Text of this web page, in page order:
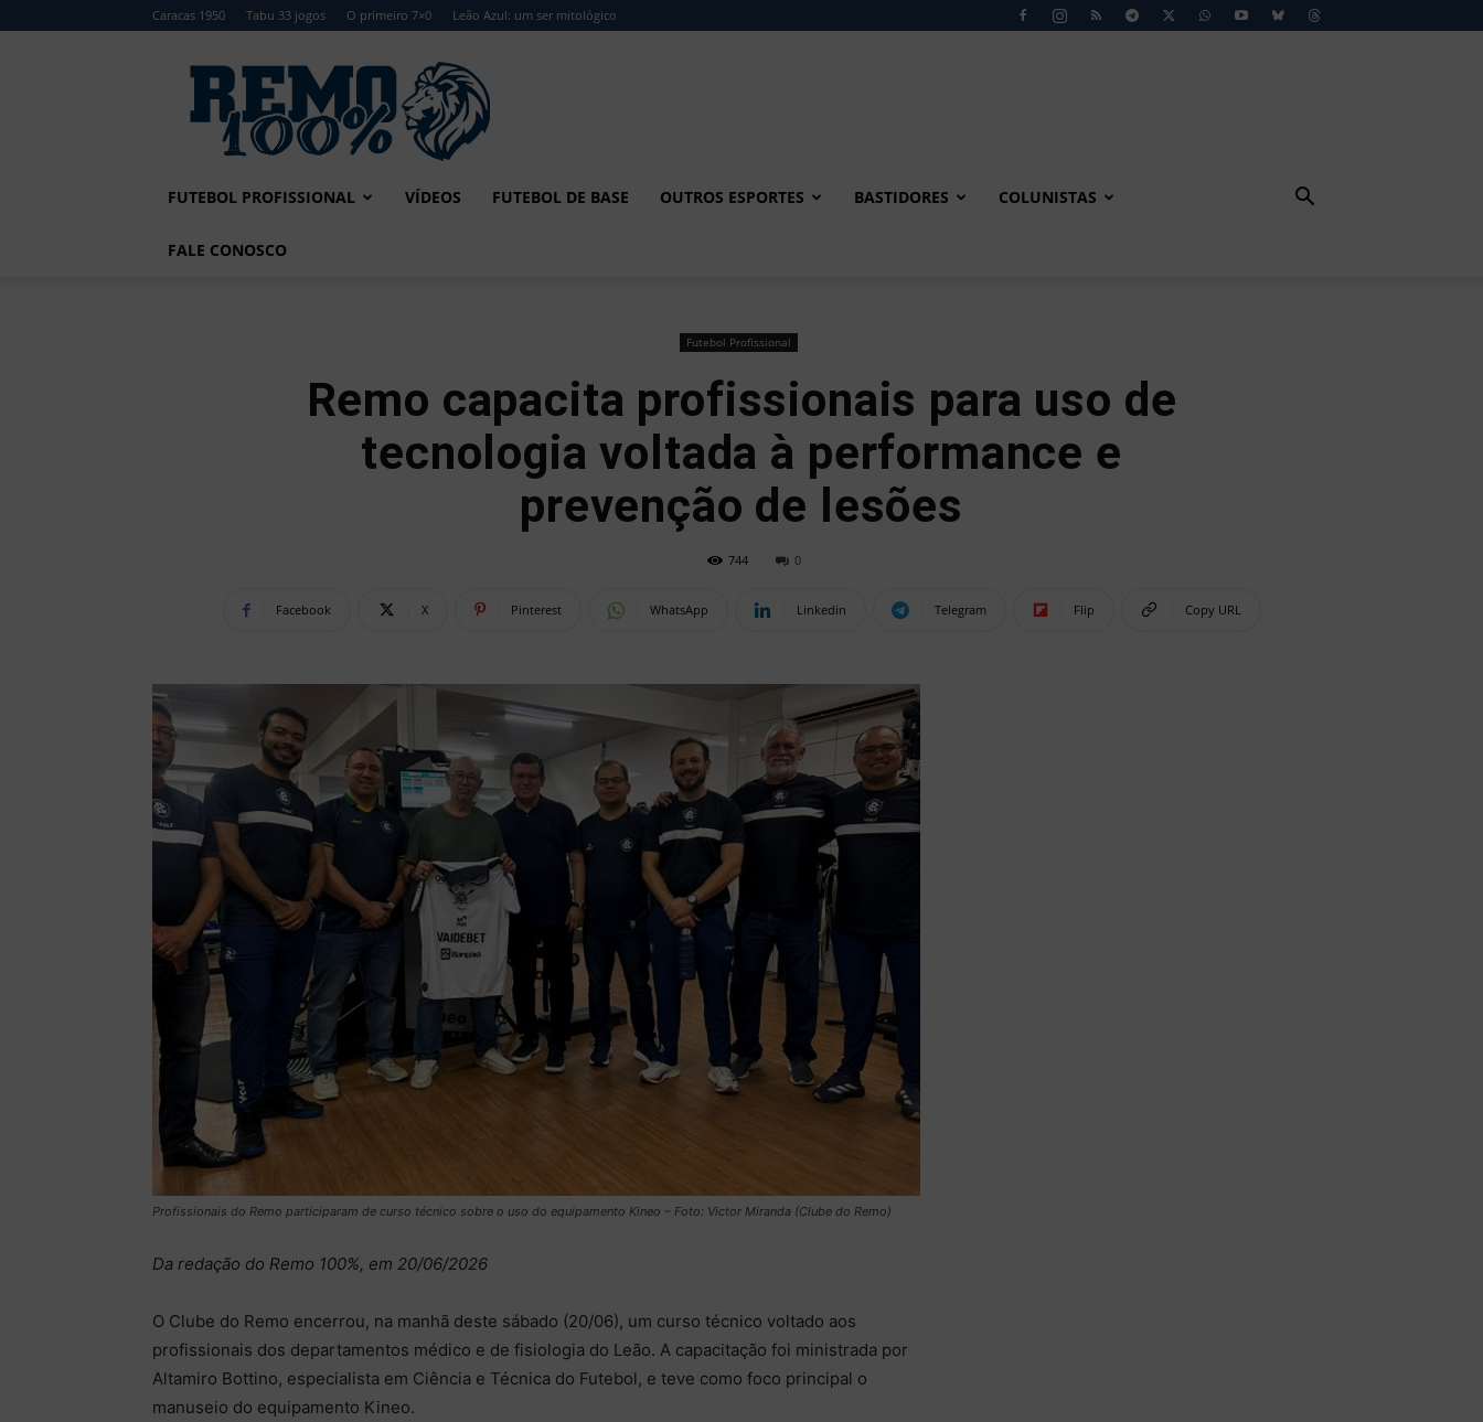
Caracas 1950 Tabu 33 jogos O primeiro 7×0 Leão Azul: um ser mitológico
Remo
FUTEBOL PROFISSIONAL VÍDEOS FUTEBOL DE BASE OUTROS ESPORTES BASTIDORES COLUNISTAS
FALE CONOSCO
Futebol Profissional
Remo capacita profissionais para uso de
tecnologia voltada à performance e
prevenção de lesões
744 0
Facebook X Pinterest WhatsApp Linkedin Telegram Flip Copy URL
Profissionais do Remo participaram de curso técnico sobre o uso do equipamento Kineo – Foto: Victor Miranda (Clube do Remo)
Da redação do Remo 100%, em 20/06/2026
O Clube do Remo encerrou, na manhã deste sábado (20/06), um curso técnico voltado aos
profissionais dos departamentos médico e de fisiologia do Leão. A capacitação foi ministrada por
Altamiro Bottino, especialista em Ciência e Técnica do Futebol, e teve como foco principal o
manuseio do equipamento Kineo.